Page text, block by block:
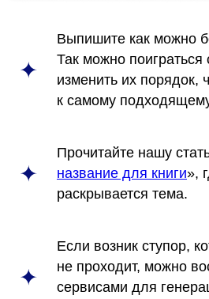
Выпишите как можно
Так можно поиграться
изменить их порядок,
к самому
Прочитайте нашу
название для книги»,
раскрывается тема.
Если возник ступор,
не проходит, можно
сервисами для